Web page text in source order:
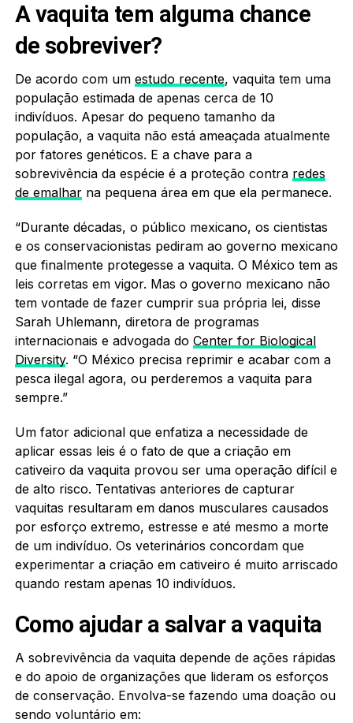
A vaquita tem alguma chance
de sobreviver?
De acordo com um estudo recente, vaquita tem uma
população estimada de apenas cerca de 10
indivíduos. Apesar do pequeno tamanho da
população, a vaquita não está ameaçada atualmente
por fatores genéticos. E a chave para a
sobrevivência da espécie é a proteção contra redes
de emalharna pequena área em que ela permanece.
“Durante décadas, o público mexicano, os cientistas
e os conservacionistas pediram ao governo mexicano
que finalmente protegesse a vaquita. O México tem as
leis corretas em vigor. Mas o governo mexicano não
tem vontade de fazer cumprir sua própria lei, disse
Sarah Uhlemann, diretora de programas
internacionais e advogada do Center for Biological
Diversity. “O México precisa reprimir e acabar com a
pesca ilegal agora, ou perderemos a vaquita para
sempre.”
Um fator adicional que enfatiza a necessidade de
aplicar essas leis é o fato de que a criação em
cativeiro da vaquita provou ser uma operação difícil e
de alto risco. Tentativas anteriores de capturar
vaquitas resultaram em danos musculares causados
por esforço extremo, estresse e até mesmo a morte
de um indivíduo. Os veterinários concordam que
experimentar a criação em cativeiro é muito arriscado
quando restam apenas 10 indivíduos.
Como ajudar a salvar a vaquita
A sobrevivência da vaquita depende de ações rápidas
e do apoio de organizações que lideram os esforços
de conservação. Envolva-se fazendo uma doação ou
sendo voluntário em: